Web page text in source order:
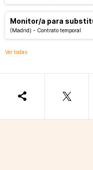
Monitor/a para
(Madrid) - Contrato temporal
Ver todas